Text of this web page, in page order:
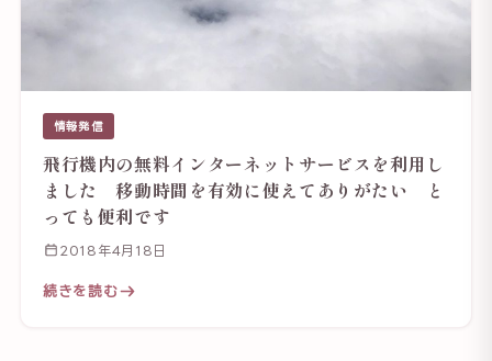
情報発信
飛行機内の無料インターネットサービスを利用し
ました 移動時間を有効に使えてありがたい と
っても便利です
2018年4月18日
続きを読む